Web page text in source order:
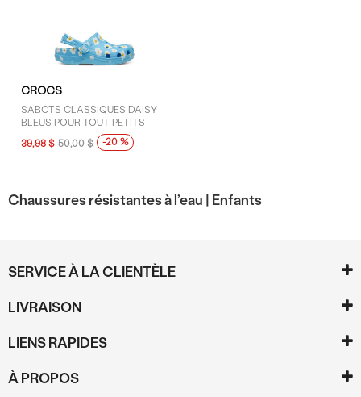
CROCS
SABOTS CLASSIQUES DAISY
BLEUS POUR TOUT-PETITS
39,98 $ 50,00 $ -20 %
Chaussures résistantes à l’eau | Enfants
SERVICE À LA CLIENTÈLE
LIVRAISON
LIENS RAPIDES
À PROPOS